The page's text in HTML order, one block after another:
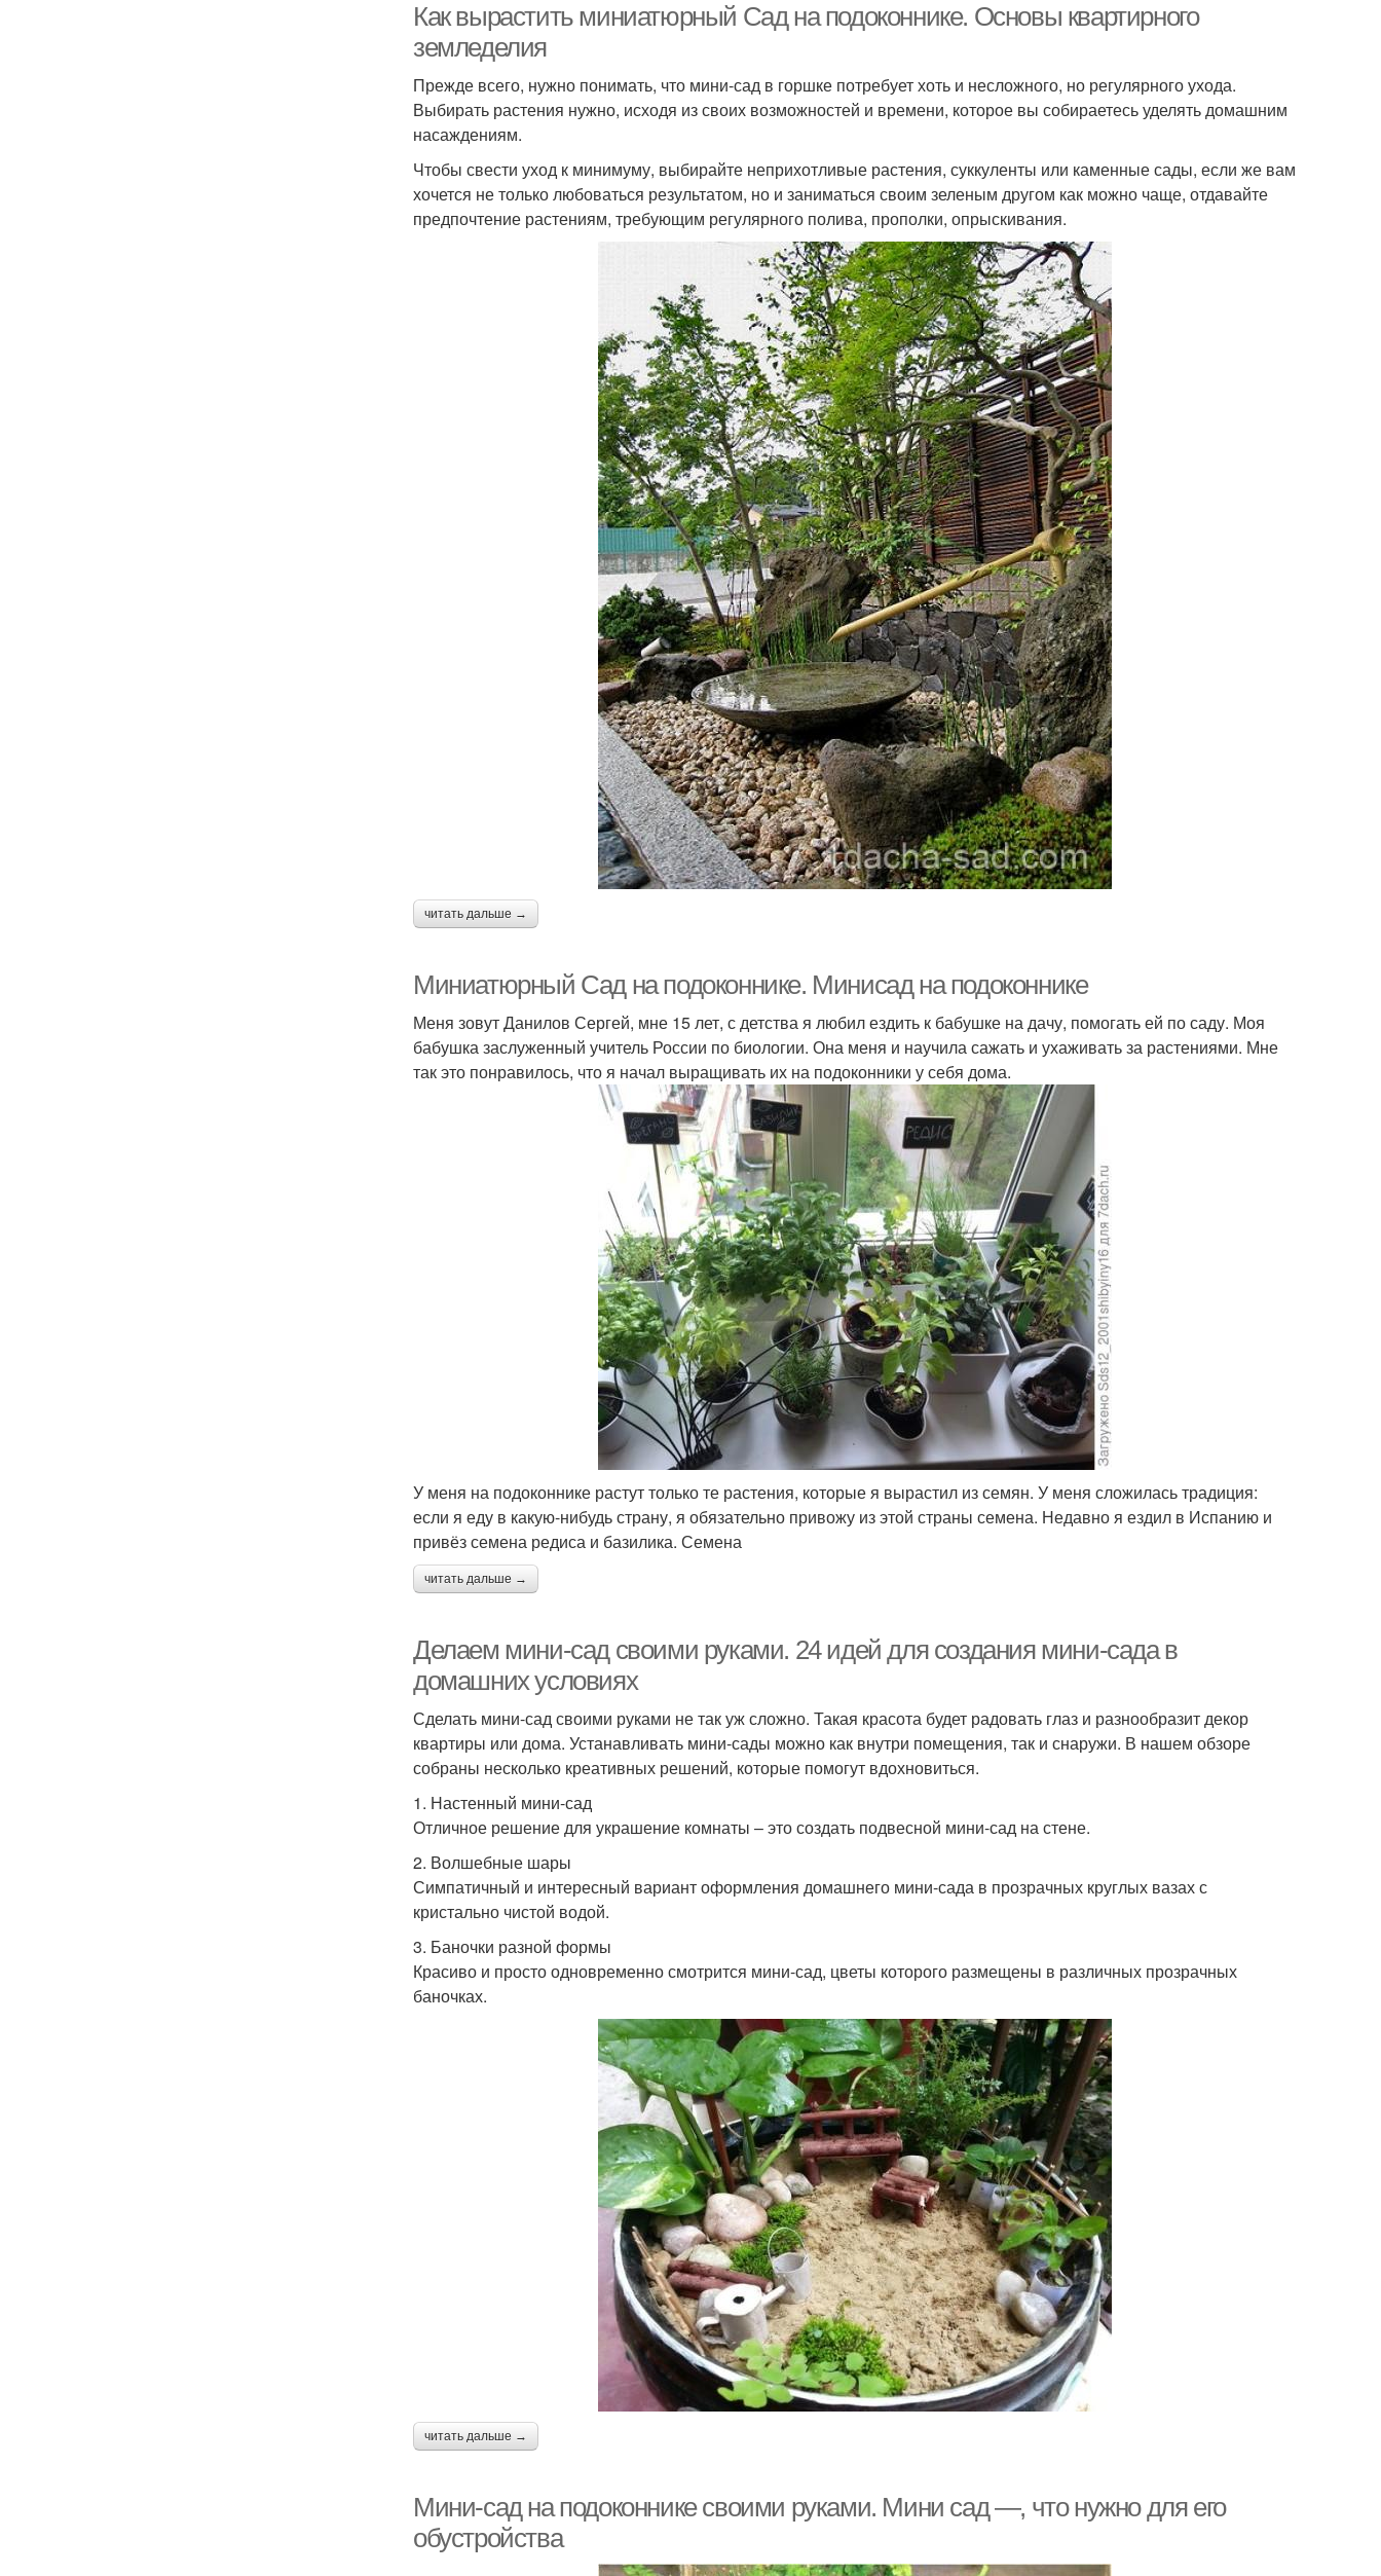
Как вырастить миниатюрный Сад на подоконнике. Основы квартирного
земледелия
Прежде всего, нужно понимать, что мини-сад в горшке потребует хоть и несложного, но регулярного ухода.
Выбирать растения нужно, исходя из своих возможностей и времени, которое вы собираетесь уделять домашним
насаждениям.
Чтобы свести уход к минимуму, выбирайте неприхотливые растения, суккуленты или каменные сады, если же вам
хочется не только любоваться результатом, но и заниматься своим зеленым другом как можно чаще, отдавайте
предпочтение растениям, требующим регулярного полива, прополки, опрыскивания.
читать дальше →
Миниатюрный Сад на подоконнике. Минисад на подоконнике
Меня зовут Данилов Сергей, мне 15 лет, с детства я любил ездить к бабушке на дачу, помогать ей по саду. Моя
бабушка заслуженный учитель России по биологии. Она меня и научила сажать и ухаживать за растениями. Мне
так это понравилось, что я начал выращивать их на подоконники у себя дома.
У меня на подоконнике растут только те растения, которые я вырастил из семян. У меня сложилась традиция:
если я еду в какую-нибудь страну, я обязательно привожу из этой страны семена. Недавно я ездил в Испанию и
привёз семена редиса и базилика. Семена
читать дальше →
Делаем мини-сад своими руками. 24 идей для создания мини-сада в
домашних условиях
Сделать мини-сад своими руками не так уж сложно. Такая красота будет радовать глаз и разнообразит декор
квартиры или дома. Устанавливать мини-сады можно как внутри помещения, так и снаружи. В нашем обзоре
собраны несколько креативных решений, которые помогут вдохновиться.
1. Настенный мини-сад
Отличное решение для украшение комнаты – это создать подвесной мини-сад на стене.
2. Волшебные шары
Симпатичный и интересный вариант оформления домашнего мини-сада в прозрачных круглых вазах с
кристально чистой водой.
3. Баночки разной формы
Красиво и просто одновременно смотрится мини-сад, цветы которого размещены в различных прозрачных
баночках.
читать дальше →
Мини-сад на подоконнике своими руками. Мини сад —, что нужно для его
обустройства